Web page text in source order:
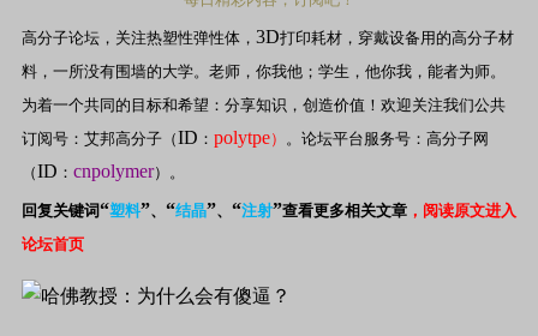
高分子论坛，关注热塑性弹性体， 3D打印耗材，穿戴设备用的高分子材
料，一所没有围墙的大学。老师，你我他；学生，他你我，能者为师。
为着一个共同的目标和希望：分享知识，创造价值！欢迎关注我们公共
订阅号：艾邦高分子（ID ： polytpe） 。论坛平台服务号：高分子网
（ID ： cnpolymer）。
回复关键词“塑料”、 “结晶”、 “注射”查看更多相关文章 ，阅读原文进入
论坛首页